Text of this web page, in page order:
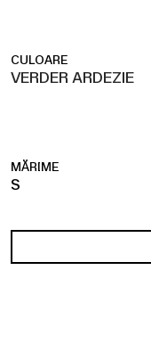
CULOARE
VERDER ARDEZIE
MĂRIME